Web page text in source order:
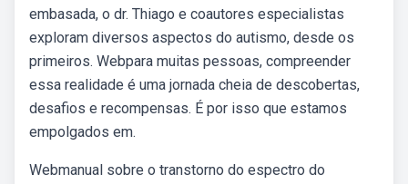
embasada, o dr. Thiago e coautores especialistas
exploram diversos aspectos do autismo, desde os
primeiros. Webpara muitas pessoas, compreender
essa realidade é uma jornada cheia de descobertas,
desafios e recompensas. É por isso que estamos
empolgados em.
Webmanual sobre o transtorno do espectro do